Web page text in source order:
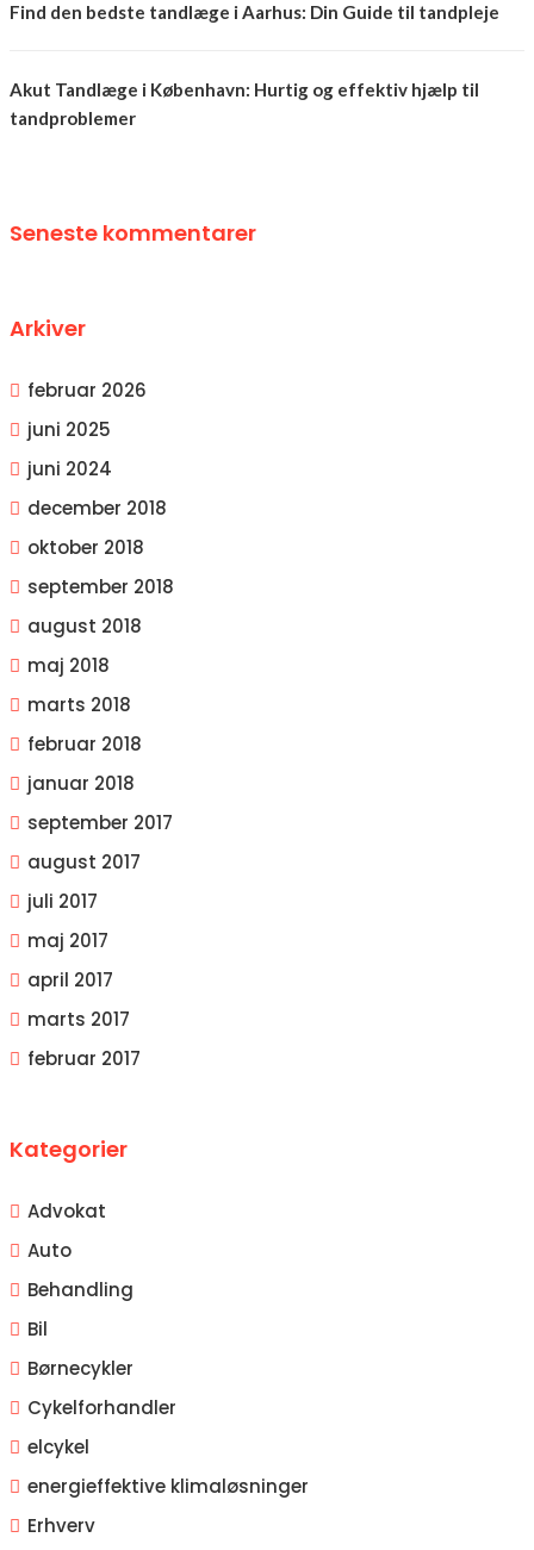
Find den bedste tandlæge i Aarhus: Din Guide til tandpleje
Akut Tandlæge i København: Hurtig og effektiv hjælp til
tandproblemer
Seneste kommentarer
Arkiver
februar 2026
juni 2025
juni 2024
december 2018
oktober 2018
september 2018
august 2018
maj 2018
marts 2018
februar 2018
januar 2018
september 2017
august 2017
juli 2017
maj 2017
april 2017
marts 2017
februar 2017
Kategorier
Advokat
Auto
Behandling
Bil
Børnecykler
Cykelforhandler
elcykel
energieffektive klimaløsninger
Erhverv